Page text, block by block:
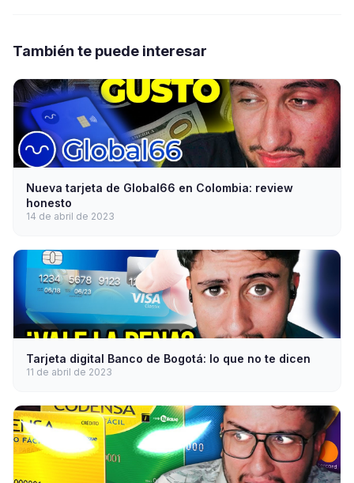
También te puede interesar
Nueva tarjeta de Global66 en Colombia: review
honesto
14 de abril de 2023
Tarjeta digital Banco de Bogotá: lo que no te dicen
11 de abril de 2023